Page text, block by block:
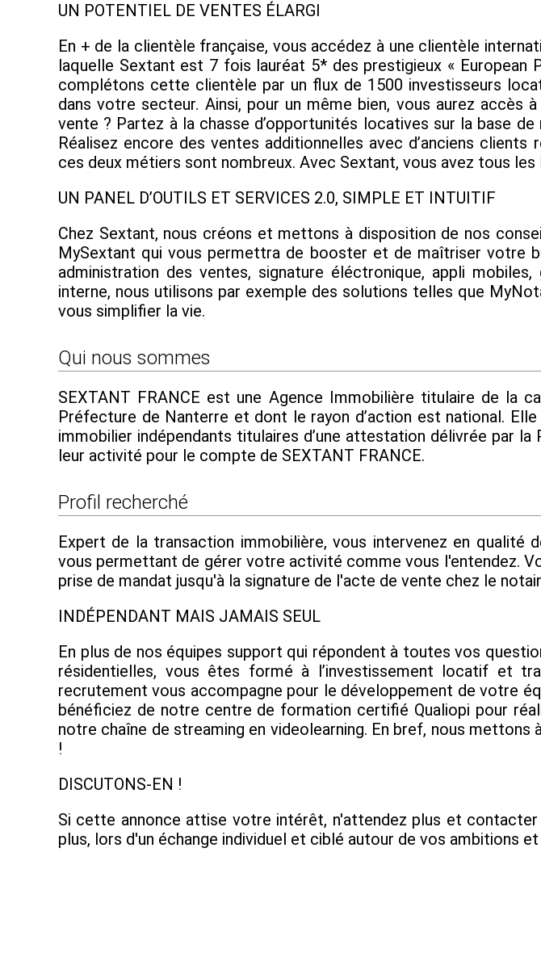
UN POTENTIEL DE VENTES ÉLARGI
En + de la clientèle française, vous accédez à une clientèle
laquelle Sextant est 7 fois lauréat 5* des prestigieux « European
complétons cette clientèle par un flux de 1500 investisseurs
dans votre secteur. Ainsi, pour un même bien, vous aurez accès
vente ? Partez à la chasse d’opportunités locatives sur la base
Réalisez encore des ventes additionnelles avec d’anciens
ces deux métiers sont nombreux. Avec Sextant, vous avez tous
UN PANEL D’OUTILS ET SERVICES 2.0, SIMPLE ET INTUITIF
Chez Sextant, nous créons et mettons à disposition de nos
MySextant qui vous permettra de booster et de maîtriser votre
administration des ventes, signature éléctronique, appli
interne, nous utilisons par exemple des solutions telles que
vous simplifier la vie.
Qui nous sommes
SEXTANT FRANCE est une Agence Immobilière titulaire de la
Préfecture de Nanterre et dont le rayon d’action est national.
immobilier indépendants titulaires d’une attestation délivrée par
leur activité pour le compte de SEXTANT FRANCE.
Profil recherché
Expert de la transaction immobilière, vous intervenez en qualité
vous permettant de gérer votre activité comme vous l'entendez.
prise de mandat jusqu'à la signature de l'acte de vente chez le
INDÉPENDANT MAIS JAMAIS SEUL
En plus de nos équipes support qui répondent à toutes vos
résidentielles, vous êtes formé à l’investissement locatif et
recrutement vous accompagne pour le développement de votre
bénéficiez de notre centre de formation certifié Qualiopi pour
notre chaîne de streaming en videolearning. En bref, nous
!
DISCUTONS-EN !
Si cette annonce attise votre intérêt, n'attendez plus et
plus, lors d'un échange individuel et ciblé autour de vos ambitions